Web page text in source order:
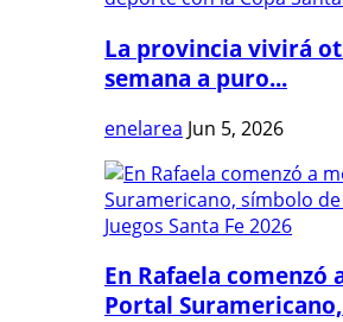
La provincia vivirá
semana a puro...
enelarea Jun 5, 2026
En Rafaela comenzó
Portal